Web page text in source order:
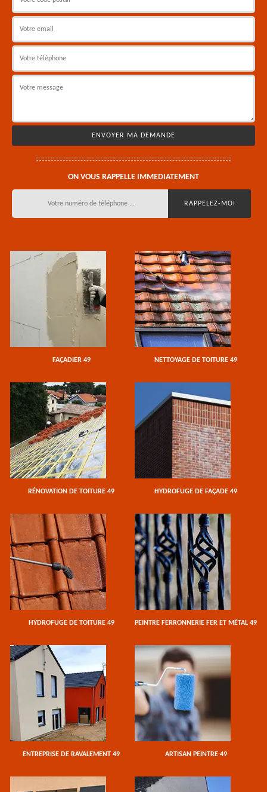
ON VOUS RAPPELLE IMMEDIATEMENT
FAÇADIER 49 NETTOYAGE DE TOITURE 49
RÉNOVATION DE TOITURE 49 HYDROFUGE DE FAÇADE 49
HYDROFUGE DE TOITURE 49 PEINTRE FERRONNERIE FER ET MÉTAL 49
ENTREPRISE DE RAVALEMENT 49 ARTISAN PEINTRE 49